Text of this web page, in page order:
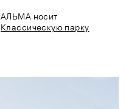
АЛЬМА носит
Классическую парку